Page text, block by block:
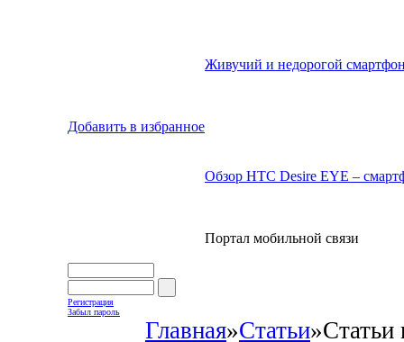
Добавить в избранное
Живучий и недорогой
Обзор HTC Desire EYE –
Портал мобильной связи
Регистрация
Забыл пароль
Главная»Статьи»Статьи